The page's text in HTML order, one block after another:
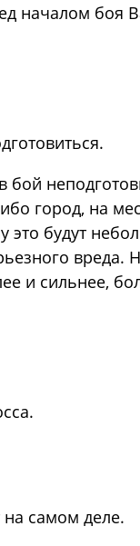
началом боя
бой
город, на
это будут
и сильнее,
на самом деле.